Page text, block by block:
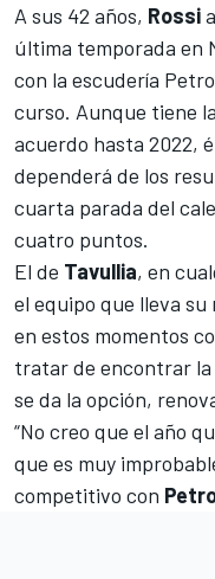
A sus 42 años, Rossi
última temporada en
con la escudería
curso. Aunque tiene
acuerdo hasta 2022,
dependerá de los
cuarta parada del
cuatro puntos.
El de Tavullia, en
el equipo que lleva
en estos momentos
tratar de encontrar la
se da la opción,
“No creo que el año
que es muy
competitivo con